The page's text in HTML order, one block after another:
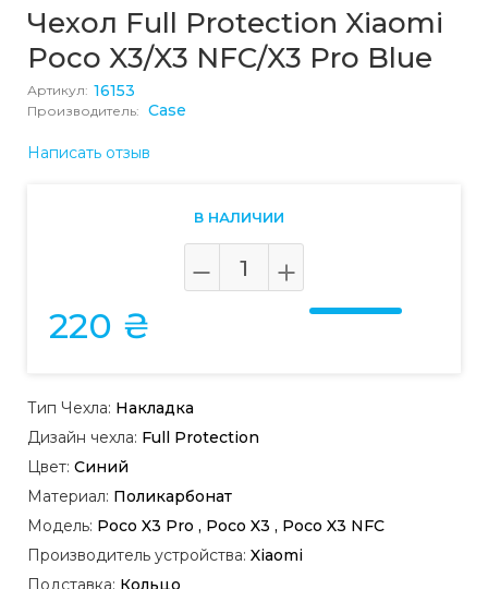
Чехол Full Protection Xiaomi
Poco X3/X3 NFC/X3 Pro Blue
Артикул: 16153
Производитель: Case
Написать отзыв
В НАЛИЧИИ
220 ₴
Тип Чехла: Накладка
Дизайн чехла: Full Protection
Цвет: Синий
Материал: Поликарбонат
Модель: Poco X3 Pro , Poco X3 , Poco X3 NFC
Производитель устройства: Xiaomi
Подставка: Кольцо